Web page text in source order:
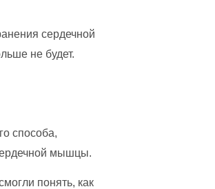
сердечной
не будет.
способа,
мышцы.
понять, как